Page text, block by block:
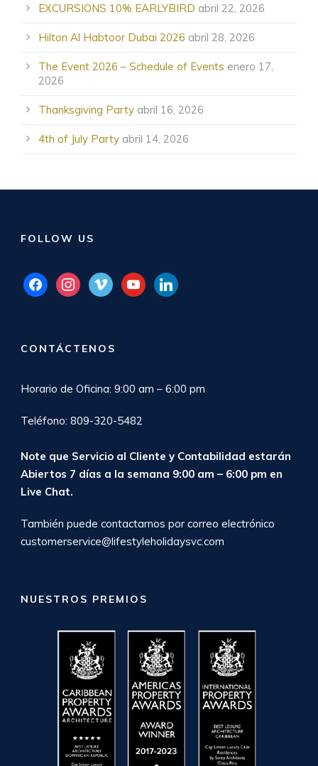
EXCURSIONS 10% EARLYBIRD abril 22, 2026
Hilton Al Habtoor Dubai 2026 abril 28, 2026
The Event 2026 – Schedule of Events enero 17,
2026
Thanksgiving Party abril 16, 2026
4th of July Party abril 14, 2026
FOLLOW US
facebookinstagram
vimeo youtubelinkedin
CONTÁCTENOS
Horario de Oficina: 9:00 am – 6:00 pm
Teléfono: 809-320-5482
Note que Servicio al Cliente y Contabilidad estarán
Abiertos 7 días a la semana 9:00 am – 6:00 pm en
Live Chat.
También puede contactarnos por correo electrónico
customerservice@lifestyleholidaysvc.com
NUESTROS PREMIOS